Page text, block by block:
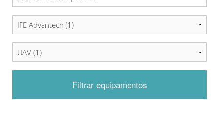
Filtrar equipamentos